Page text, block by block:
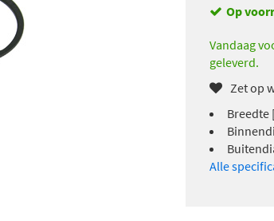
Op
Vandaag
geleverd.
Zet op
Breedte
Alle